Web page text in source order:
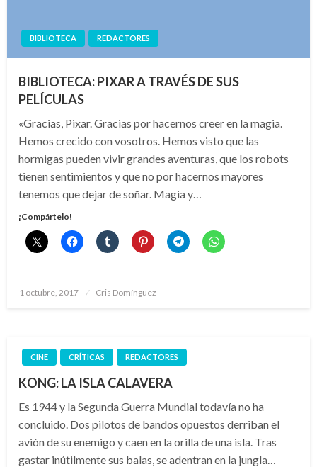
BIBLIOTECA REDACTORES
BIBLIOTECA: PIXAR A TRAVÉS DE SUS
PELÍCULAS
«Gracias, Pixar. Gracias por hacernos creer en la magia.
Hemos crecido con vosotros. Hemos visto que las
hormigas pueden vivir grandes aventuras, que los robots
tienen sentimientos y que no por hacernos mayores
tenemos que dejar de soñar. Magia y…
¡Compártelo!
Publicado
1 octubre, 2017 Cris Domínguez
CINE CRÍTICAS REDACTORES
KONG: LA ISLA CALAVERA
Es 1944 y la Segunda Guerra Mundial todavía no ha
concluido. Dos pilotos de bandos opuestos derriban el
avión de su enemigo y caen en la orilla de una isla. Tras
gastar inútilmente sus balas, se adentran en la jungla…